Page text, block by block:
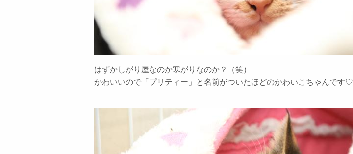
はずかしがり屋なのか寒がりなのか？（笑）
かわいいので「プリティー」と名前がついたほどのかわいこちゃんです♡